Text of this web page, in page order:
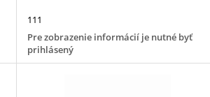
111
Pre zobrazenie informácií je nutné byť
prihlásený